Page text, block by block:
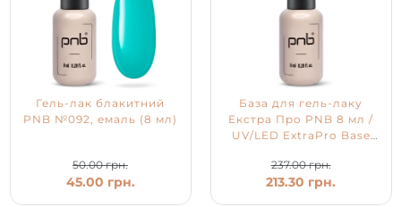
Гель-лак блакитний
PNB №092, емаль (8 мл)
50.00 грн.
45.00 грн.
База для гель-лаку
Екстра Про PNB 8 мл /
UV/LED ExtraPro Base
237.00 грн.
213.30 грн.